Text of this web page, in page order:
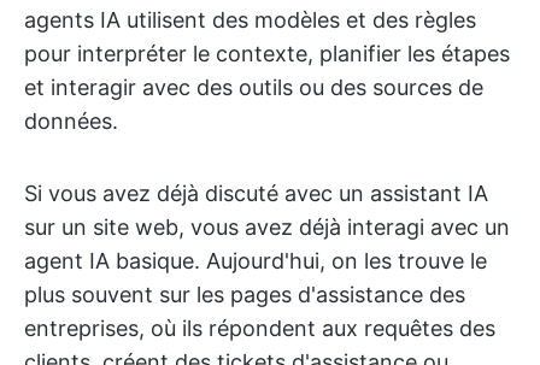
agents IA utilisent des modèles et des règles
pour interpréter le contexte, planifier les étapes
et interagir avec des outils ou des sources de
données.
Si vous avez déjà discuté avec un assistant IA
sur un site web, vous avez déjà interagi avec un
agent IA basique. Aujourd'hui, on les trouve le
plus souvent sur les pages d'assistance des
entreprises, où ils répondent aux requêtes des